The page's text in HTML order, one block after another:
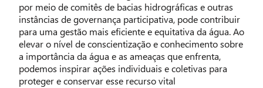
por meio de comitês de bacias hidrográficas e outras
instâncias de governança participativa, pode contribuir
para uma gestão mais eficiente e equitativa da água. Ao
elevar o nível de conscientização e conhecimento sobre
a importância da água e as ameaças que enfrenta,
podemos inspirar ações individuais e coletivas para
proteger e conservar esse recurso vital